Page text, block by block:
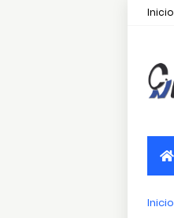
Inicio
Inicio